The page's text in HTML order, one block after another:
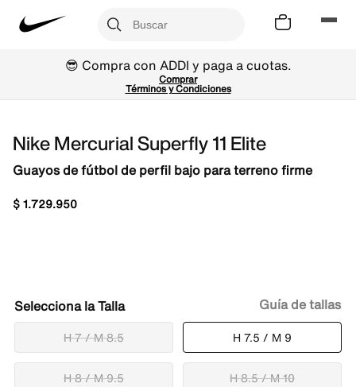
😎 Compra con ADDI y paga a cuotas.
Comprar
Términos y Condiciones
Nike Mercurial Superfly 11 Elite
Guayos de fútbol de perfil bajo para terreno firme
$1.729.950
Talla
H 7 / M 8.5 H 7.5 / M 9
H 8 / M 9.5 H 8.5 / M 10
Guía de tallas